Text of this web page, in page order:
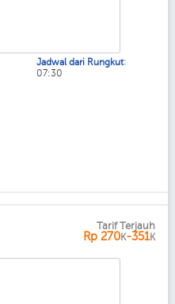
Jadwal dari Rungkut:
07:30
Tarif Terjauh
Rp 270K-351K